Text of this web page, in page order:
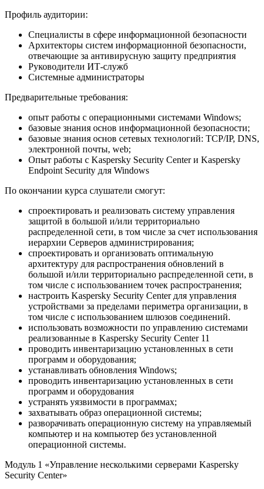
Профиль аудитории:
Специалисты в сфере информационной безопасности
Архитекторы систем информационной безопасности,
отвечающие за антивирусную защиту предприятия
Руководители ИТ-служб
Системные администраторы
Предварительные требования:
опыт работы с операционными системами Windows;
базовые знания основ информационной безопасности;
базовые знания основ сетевых технологий: TCP/IP, DNS,
электронной почты, web;
Опыт работы с Kaspersky Security Center и Kaspersky
Endpoint Security для Windows
По окончании курса слушатели смогут:
спроектировать и реализовать систему управления
защитой в большой и/или территориально
распределенной сети, в том числе за счет использования
иерархии Серверов администрирования;
cпроектировать и организовать оптимальную
архитектуру для распространения обновлений в
большой и/или территориально распределенной сети, в
том числе с использованием точек распространения;
настроить Kaspersky Security Center для управления
устройствами за пределами периметра организации, в
том числе с использованием шлюзов соединений.
использовать возможности по управлению системами
реализованные в Kaspersky Security Center 11
проводить инвентаризацию установленных в сети
программ и оборудования;
устанавливать обновления Windows;
проводить инвентаризацию установленных в сети
программ и оборудования
устранять уязвимости в программах;
захватывать образ операционной системы;
разворачивать операционную систему на управляемый
компьютер и на компьютер без установленной
операционной системы.
Модуль 1 «Управление несколькими серверами Kaspersky
Security Center»